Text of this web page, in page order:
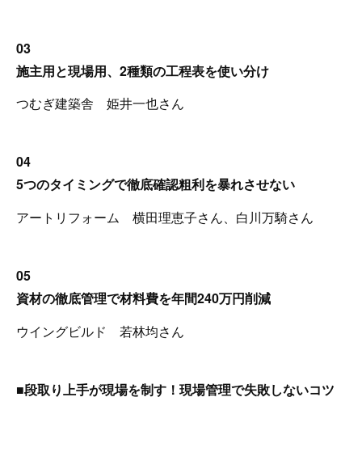
03
施主用と現場用、2種類の工程表を使い分け
つむぎ建築舎 姫井一也さん
04
5つのタイミングで徹底確認粗利を暴れさせない
アートリフォーム 横田理恵子さん、白川万騎さん
05
資材の徹底管理で材料費を年間240万円削減
ウイングビルド 若林均さん
■段取り上手が現場を制す！現場管理で失敗しないコツ